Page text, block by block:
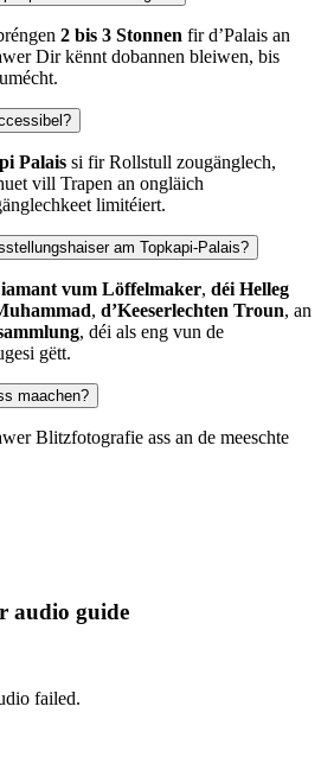
2 bis 3 Stonnen fir d’Palais an
Dir kënnt dobannen bleiwen, bis
Palais si fir Rollstull zougänglech,
vill Trapen an ongläich
limitéiert.
am Topkapi-Palais?
vum Löffelmaker, déi Helleg
, d’Keeserlechten Troun, an
, déi als eng vun de
gëtt.
maachen?
Blitzfotografie ass an de meeschte
audio guide
failed.